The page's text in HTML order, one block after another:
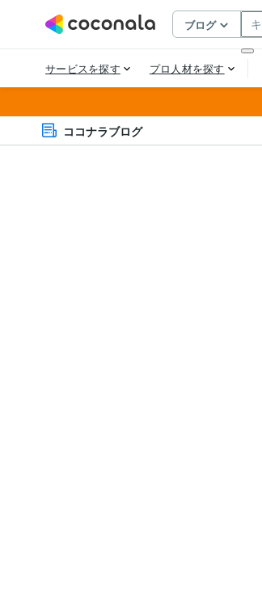
ココナラブログ